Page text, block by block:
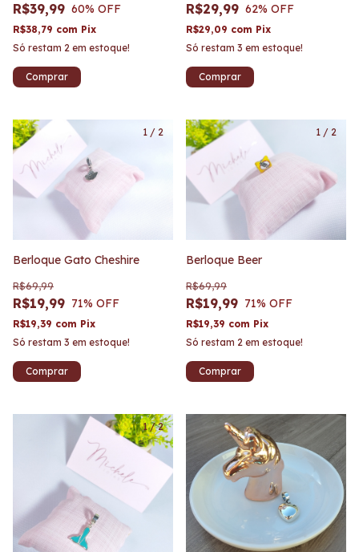
R$39,99 60% OFF
R$38,79 com Pix
Só restam 2 em estoque!
R$29,99 62% OFF
R$29,09 com Pix
Só restam 3 em estoque!
1 / 2
Berloque Gato Cheshire
R$19,99
R$69,99
71% OFF
R$19,39 com Pix
Só restam 3 em estoque!
1 / 2
Berloque Beer
R$19,99
R$69,99
71% OFF
R$19,39 com Pix
Só restam 2 em estoque!
1/2